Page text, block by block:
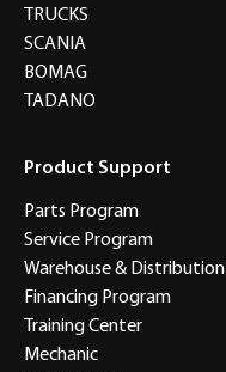
TRUCKS
SCANIA
BOMAG
TADANO
Product Support
Parts Program
Service Program
Warehouse & Distribution
Financing Program
Training Center
Mechanic